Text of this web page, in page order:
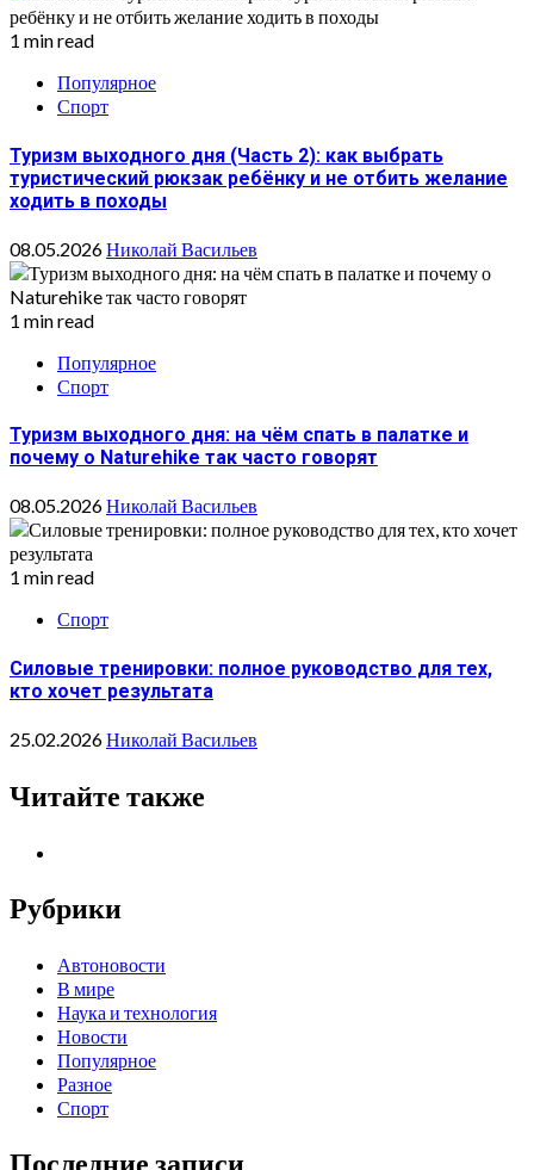
1 min read
Популярное
Спорт
Туризм выходного дня (Часть 2): как выбрать
туристический рюкзак ребёнку и не отбить желание
ходить в походы
08.05.2026Николай Васильев
1 min read
Популярное
Спорт
Туризм выходного дня: на чём спать в палатке и
почему о Naturehike так часто говорят
08.05.2026Николай Васильев
1 min read
Спорт
Силовые тренировки: полное руководство для тех,
кто хочет результата
25.02.2026Николай Васильев
Читайте также
Рубрики
Автоновости
В мире
Наука и технология
Новости
Популярное
Разное
Спорт